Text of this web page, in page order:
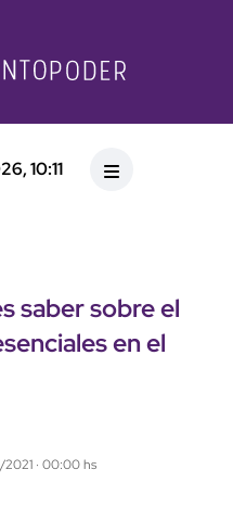
10:11
saber sobre el
en el
· 00:00 hs